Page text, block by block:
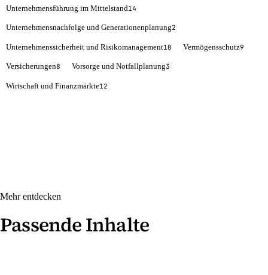
Unternehmensführung im Mittelstand14
Unternehmensnachfolge und Generationenplanung2
Unternehmenssicherheit und Risikomanagement10 Vermögensschutz9
Versicherungen8 Vorsorge und Notfallplanung3
Wirtschaft und Finanzmärkte12
Mehr entdecken
Passende Inhalte